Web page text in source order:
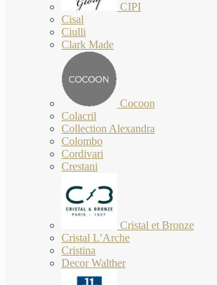
CIPI
Cisal
Ciulli
Clark Made
Cocoon
Colacril
Collection Alexandra
Colombo
Cordivari
Crestani
Cristal et Bronze
Cristal L’Arche
Cristina
Decor Walther